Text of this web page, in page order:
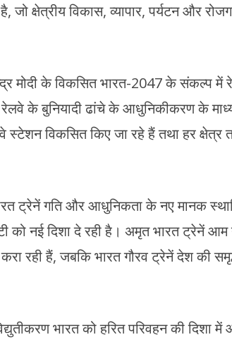
जो क्षेत्रीय विकास, व्यापार, पर्यटन और
मोदी के विकसित भारत-2047 के संकल्प में
के बुनियादी ढांचे के आधुनिकीकरण के
स्टेशन विकसित किए जा रहे हैं तथा हर क्षेत्र
ट्रेनें गति और आधुनिकता के नए मानक
को नई दिशा दे रही है। अमृत भारत ट्रेनें आम
रही हैं, जबकि भारत गौरव ट्रेनें देश की
भारत को हरित परिवहन की दिशा